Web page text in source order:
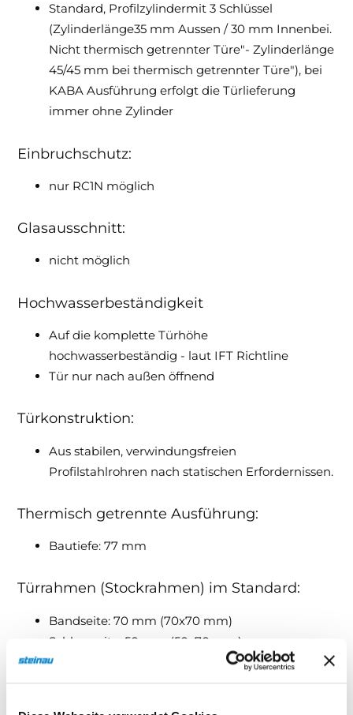
Standard, Profilzylindermit 3 Schlüssel
(Zylinderlänge35 mm Aussen / 30 mm Innenbei.
Nicht thermisch getrennter Türe"- Zylinderlänge
45/45 mm bei thermisch getrennter Türe"), bei
KABA Ausführung erfolgt die Türlieferung
immer ohne Zylinder
Einbruchschutz:
nur RC1N möglich
Glasausschnitt:
nicht möglich
Hochwasserbeständigkeit
Auf die komplette Türhöhe
hochwasserbeständig - laut IFT Richtline
Tür nur nach außen öffnend
Türkonstruktion:
Aus stabilen, verwindungsfreien
Profilstahlrohren nach statischen Erfordernissen.
Thermisch getrennte Ausführung:
Bautiefe: 77 mm
Türrahmen (Stockrahmen) im Standard:
Bandseite: 70 mm (70x70 mm)
Schlossseite: 50 mm (50x70 mm)
Oben: 70 mm (70x70 mm)
Anschlagschiene unten im Standard: 50 x 70